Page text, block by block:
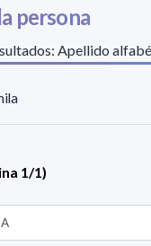
persona
Apellido
1/1)